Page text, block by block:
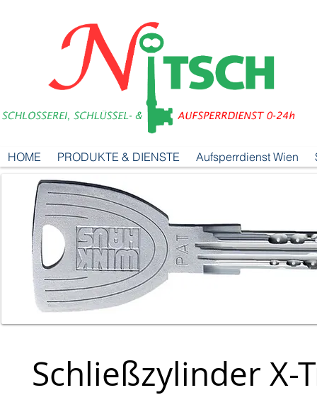
HOME PRODUKTE & DIENSTE Aufsperrdienst Wien
Schließzylinder X-